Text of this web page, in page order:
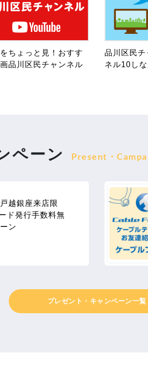
ちょっと見！おすす
品川区民チャンネル
品川区民チ
ネル10し
ペーン Present・
越銀座来店限
ド発行手数料無
ン
プレゼント・キャンペーン一覧